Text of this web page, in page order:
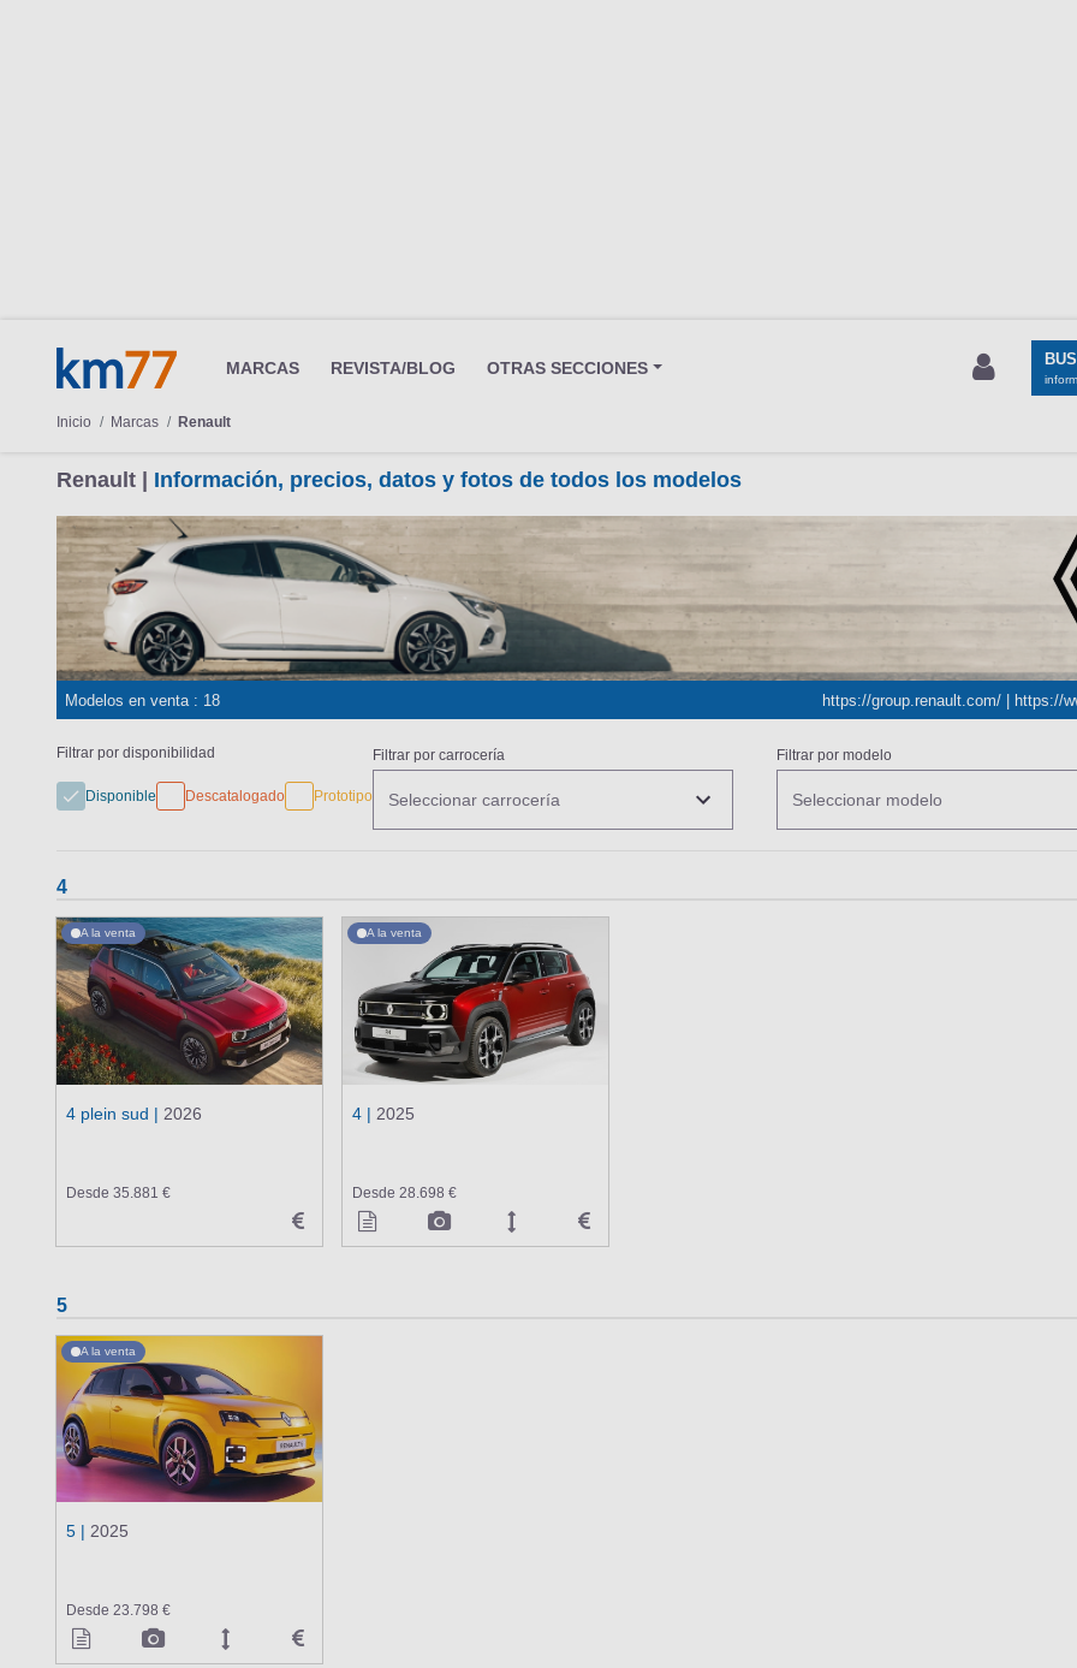
MARCAS REVISTA/BLOG OTRAS SECCIONES
Inicio Marcas Renault
Renault | Información, precios, datos y fotos de todos los modelos
Modelos en venta : 18 https://group.renault.com/| https://
Filtrar por disponibilidad
Disponible Descatalogado Prototipo
Filtrar por carrocería
Seleccionar carrocería
Filtrar por modelo
Seleccionar modelo
4
A la venta
4 plein sud | 2026
Desde 35.881 €
A la venta
4 | 2025
Desde 28.698 €
5
A la venta
5 |2025
Desde 23.798 €